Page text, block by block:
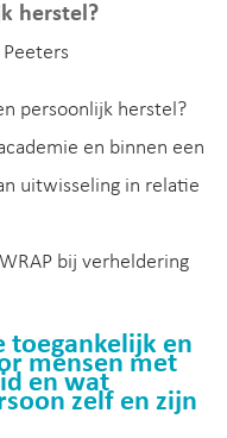
herstel?
persoonlijk herstel?
en binnen een
uitwisseling in relatie
bij verheldering
toegankelijk en
mensen met
en wat
zelf en zijn